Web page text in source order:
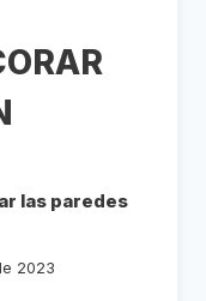
las paredes
2023